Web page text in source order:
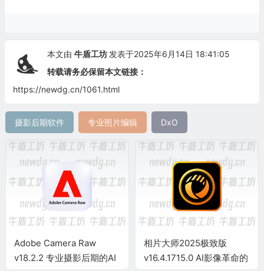
本文由 牛盾工坊 发表于2025年6月14日 18:41:05
转载请务必保留本文链接：
https://newdg.cn/1061.html
摄影后期软件 专业照片编辑 DxO
Adobe Camera Raw
v18.2.2 专业摄影后期的AI
相片大师2025极致版
v16.4.1715.0 AI影像革命的